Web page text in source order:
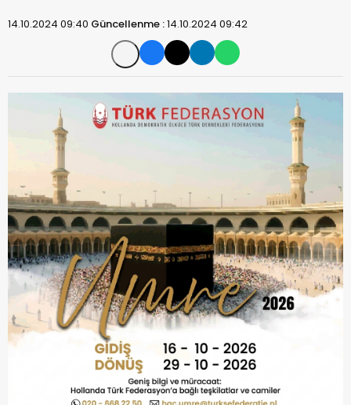
14.10.2024 09:40 Güncellenme :14.10.2024 09:42